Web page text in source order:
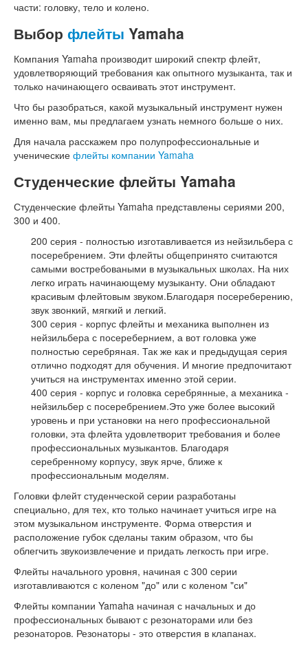
части: головку, тело и колено.
Выбор флейты Yamaha
Компания Yamaha производит широкий спектр флейт,
удовлетворяющий требования как опытного музыканта, так и
только начинающего осваивать этот инструмент.
Что бы разобраться, какой музыкальный инструмент нужен
именно вам, мы предлагаем узнать немного больше о них.
Для начала расскажем про полупрофессиональные и
ученические флейты компании Yamaha
Студенческие флейты Yamaha
Студенческие флейты Yamaha представлены сериями 200,
300 и 400.
200 серия - полностью изготавливается из нейзильбера с
посеребрением. Эти флейты общепринято считаются
самыми востребоваными в музыкальных школах. На них
легко играть начинающему музыканту. Они обладают
красивым флейтовым звуком.Благодаря посереберению,
звук звонкий, мягкий и легкий.
300 серия - корпус флейты и механика выполнен из
нейзильбера с посеребернием, а вот головка уже
полностью серебряная. Так же как и предыдущая серия
отлично подходят для обучения. И многие предпочитают
учиться на инструментах именно этой серии.
400 серия - корпус и головка серебрянные, а механика -
нейзильбер с посеребрением.Это уже более высокий
уровень и при установки на него профессиональной
головки, эта флейта удовлетворит требования и более
профессиональных музыкантов. Благодаря
серебренному корпусу, звук ярче, ближе к
профессиональным моделям.
Головки флейт студенческой серии разработаны
специально, для тех, кто только начинает учиться игре на
этом музыкальном инструменте. Форма отверстия и
расположение губок сделаны таким образом, что бы
облегчить звукоизвлечение и придать легкость при игре.
Флейты начального уровня, начиная с 300 серии
изготавливаются с коленом "до" или с коленом "си"
Флейты компании Yamaha начиная с начальных и до
профессиональных бывают с резонаторами или без
резонаторов. Резонаторы - это отверстия в клапанах.